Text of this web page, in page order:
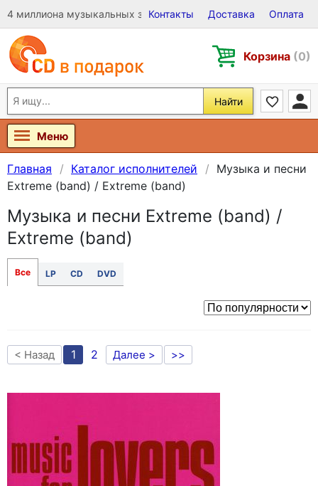
4 миллиона музыкальных записей на Виниле, CD и DVD
Контакты Доставка Оплата
Корзина (0)
Найти
Меню
Главная Каталог исполнителей
Музыка и песни
Extreme (band) / Extreme (band)
Музыка и песни Extreme (band) /
Extreme (band)
Все LP CD DVD
< Назад 1 2 Далее > >>